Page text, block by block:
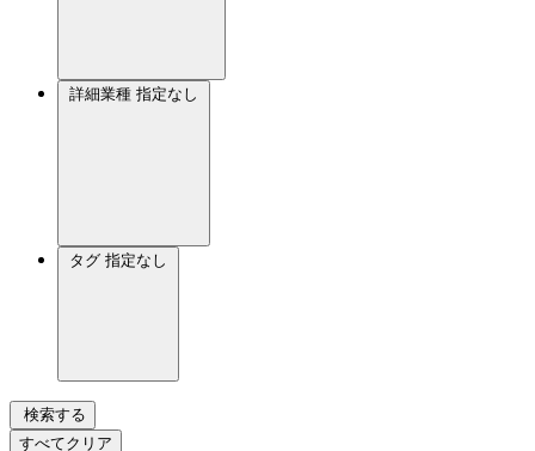
詳細業種 指定なし
タグ 指定なし
検索する
すべてクリア